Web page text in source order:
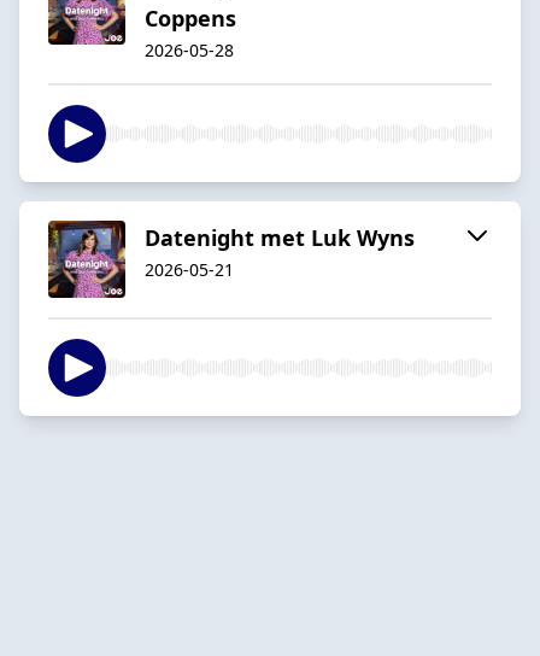
Coppens
2026-05-28
Datenight met Luk Wyns
2026-05-21